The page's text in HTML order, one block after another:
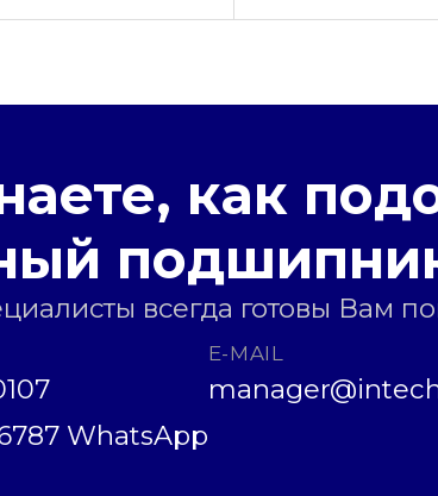
как
всегда готовы Вам
WhatsApp
E-MAIL